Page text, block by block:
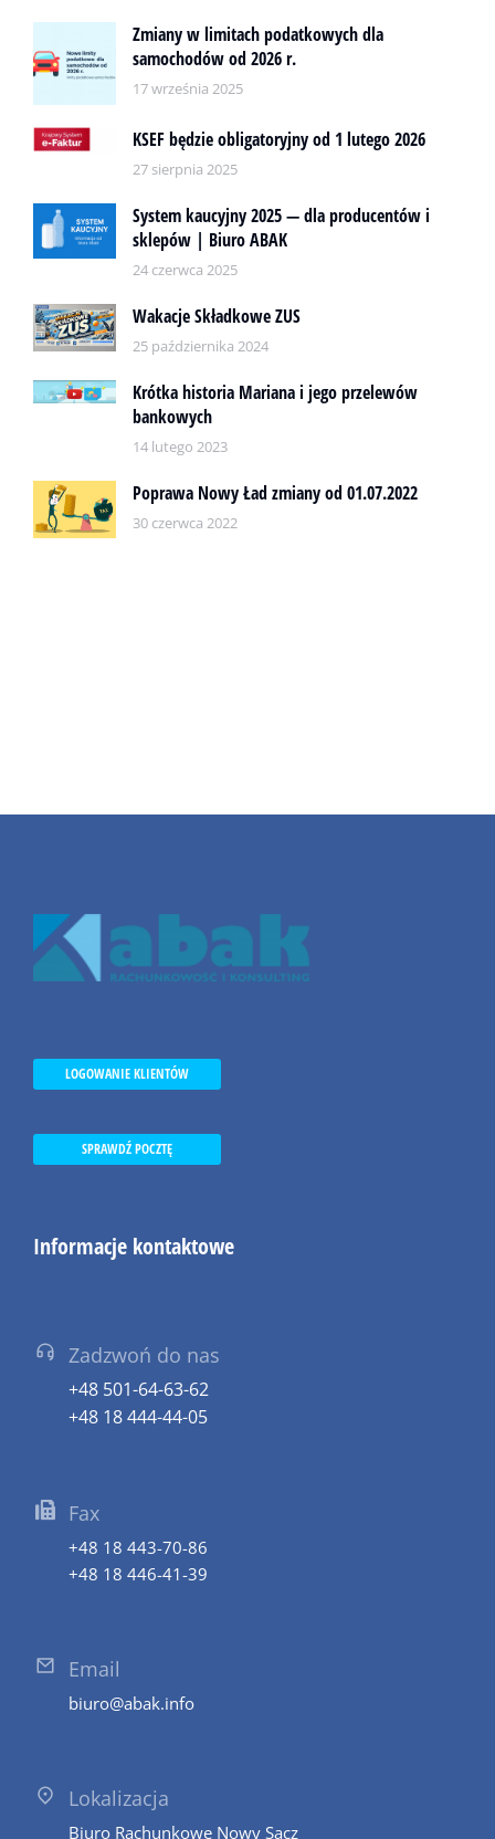
Zmiany w limitach podatkowych dla
samochodów od 2026 r.
17 września 2025
KSEF będzie obligatoryjny od 1 lutego 2026
27 sierpnia 2025
System kaucyjny 2025 — dla producentów i
sklepów | Biuro ABAK
24 czerwca 2025
Wakacje Składkowe ZUS
25 października 2024
Krótka historia Mariana i jego przelewów
bankowych
14 lutego 2023
Poprawa Nowy Ład zmiany od 01.07.2022
30 czerwca 2022
LOGOWANIE KLIENTÓW
SPRAWDŹ POCZTĘ
Informacje kontaktowe
Zadzwoń do nas
+48 501-64-63-62
+48 18 444-44-05
Fax
+48 18 443-70-86
+48 18 446-41-39
Email
biuro@abak.info
Lokalizacja
Biuro Rachunkowe Nowy Sącz